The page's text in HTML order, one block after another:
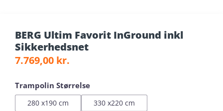
BERG Ultim Favorit InGround inkl
Sikkerhedsnet
Almindelig pris:
7.769,00 kr.
Vælg
Trampolin Størrelse
280 x190 cm
330 x220 cm